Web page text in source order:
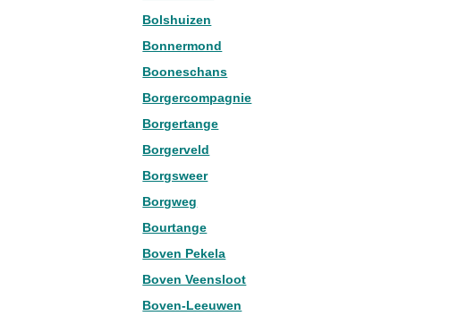
Bolshuizen
Bonnermond
Booneschans
Borgercompagnie
Borgertange
Borgerveld
Borgsweer
Borgweg
Bourtange
Boven Pekela
Boven Veensloot
Boven-Leeuwen